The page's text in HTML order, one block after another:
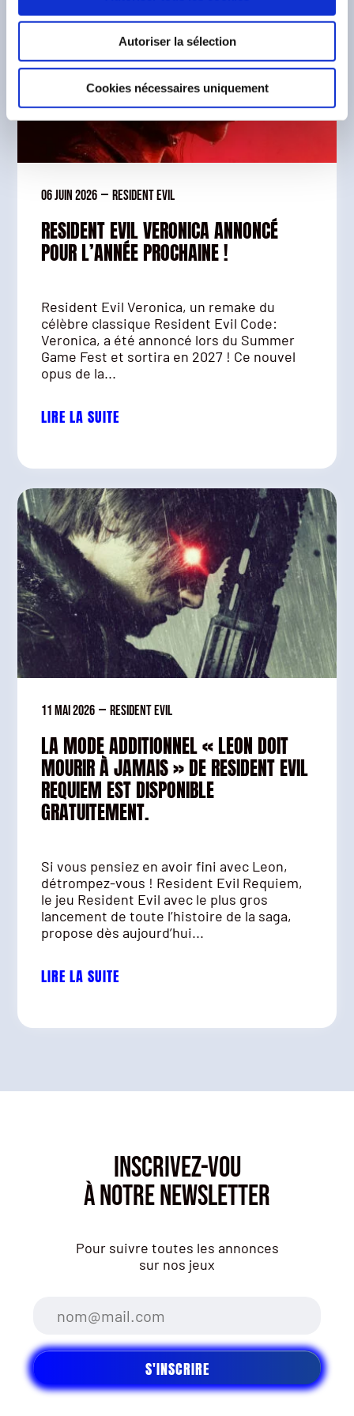
Autoriser la sélection
Cookies nécessaires uniquement
06 juin 2026 — Resident Evil
RESIDENT EVIL VERONICA ANNONCÉ
POUR L’ANNÉE PROCHAINE !
Resident Evil Veronica, un remake du
célèbre classique Resident Evil Code:
Veronica, a été annoncé lors du Summer
Game Fest et sortira en 2027 ! Ce nouvel
opus de la...
LIRE LA SUITE
11 mai 2026 — Resident Evil
LA MODE ADDITIONNEL « LEON DOIT
MOURIR À JAMAIS » DE RESIDENT EVIL
REQUIEM EST DISPONIBLE
GRATUITEMENT.
Si vous pensiez en avoir fini avec Leon,
détrompez-vous ! Resident Evil Requiem,
le jeu Resident Evil avec le plus gros
lancement de toute l’histoire de la saga,
propose dès aujourd’hui...
LIRE LA SUITE
INSCRIVEZ-VOU
À NOTRE NEWSLETTER
Pour suivre toutes les annonces
sur nos jeux